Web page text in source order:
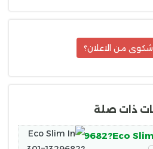
من الاعلان؟
ذات صلة